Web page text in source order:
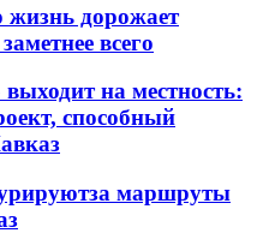
жизнь дорожает
всего
на местность:
способный
маршруты